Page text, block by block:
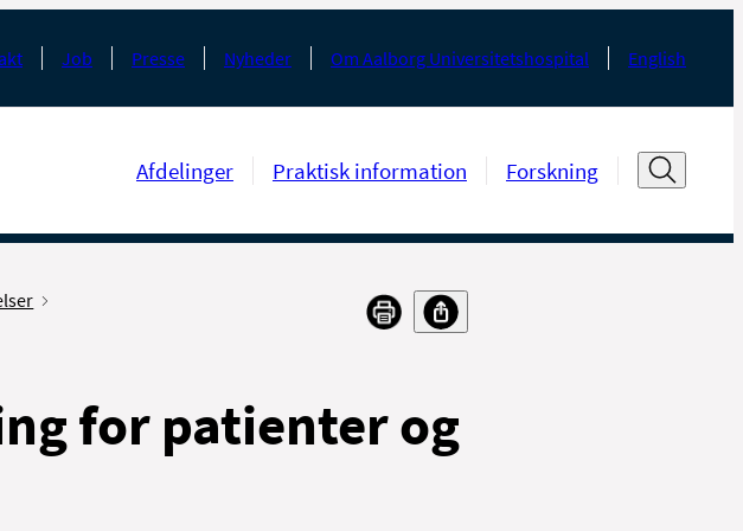
Job Presse Nyheder Om Aalborg Universitetshospital English
Afdelinger Praktisk information Forskning
for patienter og